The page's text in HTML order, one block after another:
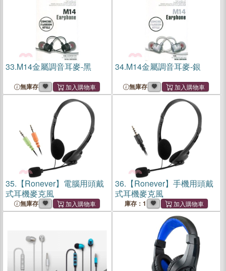
33.M14金屬調音耳麥-黑
無庫存
34.M14金屬調音耳麥-銀
無庫存
35. 【Ronever】電腦用頭戴
式耳機麥克風
無庫存
36. 【Ronever】手機用頭戴
式耳機麥克風
庫存：1